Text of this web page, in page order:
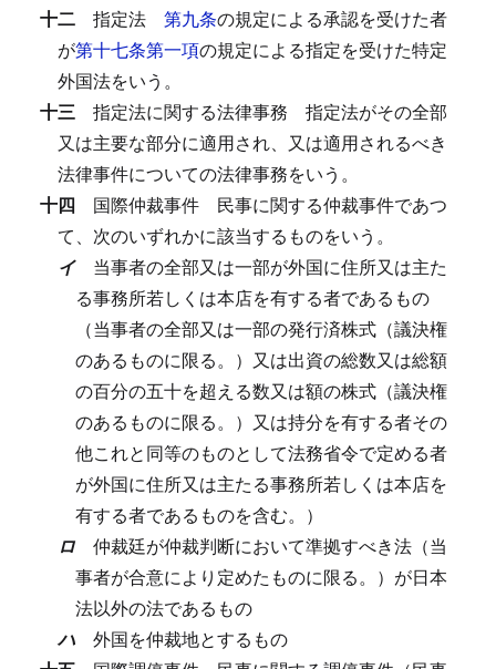
十二 指定法 第九条の規定による承認を受けた者
が第十七条第一項の規定による指定を受けた特定
外国法をいう。
十三 指定法に関する法律事務
指定法がその全部
又は主要な部分に適用され、又は適用されるべき
法律事件についての法律事務をいう。
十四 国際仲裁事件
民事に関する仲裁事件であつ
て、次のいずれかに該当するものをいう。
イ 当事者の全部又は一部が外国に住所又は主た
る事務所若しくは本店を有する者であるもの
（当事者の全部又は一部の発行済株式（議決権
のあるものに限る。）又は出資の総数又は総額
の百分の五十を超える数又は額の株式（議決権
のあるものに限る。）又は持分を有する者その
他これと同等のものとして法務省令で定める者
が外国に住所又は主たる事務所若しくは本店を
有する者であるものを含む。）
ロ 仲裁廷が仲裁判断において準拠すべき法（当
事者が合意により定めたものに限る。）が日本
法以外の法であるもの
ハ 外国を仲裁地とするもの